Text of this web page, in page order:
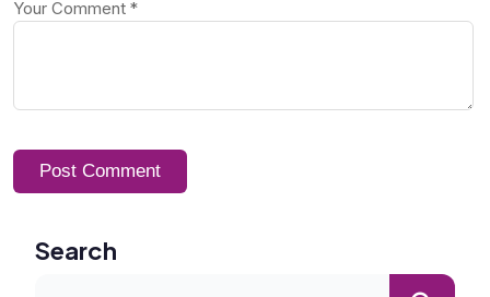
Your Comment *
Post Comment
Search